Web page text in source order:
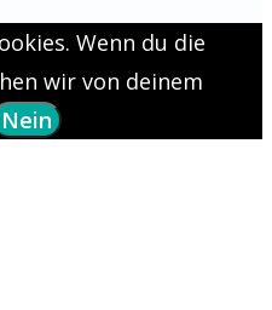
Wenn du die
wir von deinem
Nein